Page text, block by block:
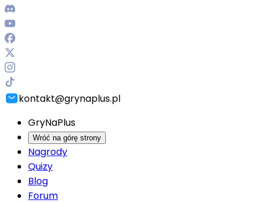
kontakt@grynaplus.pl
GryNaPlus
Wróć na górę strony
Nagrody
Quizy
Blog
Forum